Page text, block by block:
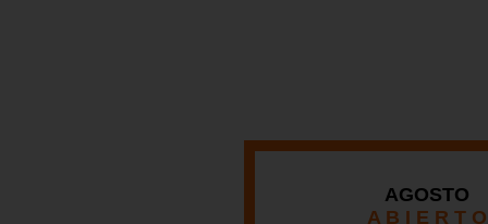
AGOSTO
A B I E R T O